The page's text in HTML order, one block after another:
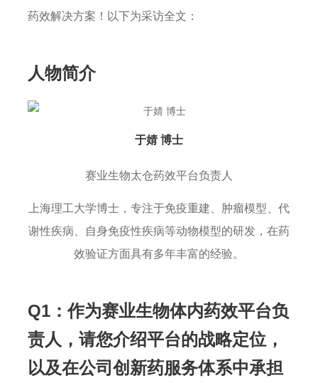
药效解决方案！以下为采访全文：
人物简介
于婧 博士
赛业生物太仓药效平台负责人
上海理工大学博士，专注于免疫重建、肿瘤模型、代
谢性疾病、自身免疫性疾病等动物模型的研发，在药
效验证方面具有多年丰富的经验。
Q1：作为赛业生物体内药效平台负
责人，请您介绍平台的战略定位，
以及在公司创新药服务体系中承担